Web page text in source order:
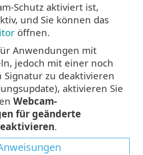
Schutz aktiviert ist,
und Sie können das
öffnen.
Anwendungen mit
jedoch mit einer noch
zu deaktivieren
aktivieren Sie
Webcam-
für geänderte
.